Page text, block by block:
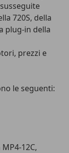
720S, della
plug-in della
prezzi e
le seguenti:
12C,